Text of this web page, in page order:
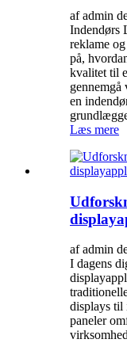
af admin
Indendørs
reklame
på,
kvalitet til
gennemgå
en
Læs mere
af admin
I dagens
displays til
paneler